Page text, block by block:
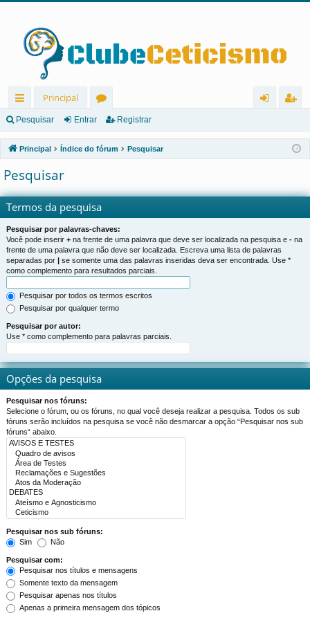
in
ks
rá
pi
d
os
Principal
ór
u
ns
ra
r
ist
ra
Pesquisar Entrar Registrar
Principal Índice do fórum Pesquisar
Pesquisar
Termos da pesquisa
Pesquisar por palavras-chaves:
Você pode inserir + na frente de uma palavra que deve ser localizada na pesquisa e - na
frente de uma palavra que não deve ser localizada. Escreva uma lista de palavras
separadas por
se somente uma das palavras inseridas deva ser encontrada. Use *
como complemento para resultados parciais.
Pesquisar por todos os termos escritos
Pesquisar por qualquer termo
Pesquisar por autor:
Use * como complemento para palavras parciais.
Opções da pesquisa
Pesquisar nos fóruns:
Selecione o fórum, ou os fóruns, no qual você deseja realizar a pesquisa. Todos os sub
fóruns serão incluídos na pesquisa se você não desmarcar a opção “Pesquisar nos sub
fóruns“ abaixo.
Pesquisar nos sub fóruns:
Sim
Não
Pesquisar com:
Pesquisar nos títulos e mensagens
Somente texto da mensagem
Pesquisar apenas nos títulos
Apenas a primeira mensagem dos tópicos